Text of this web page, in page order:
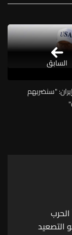
"سنضربهم
السابق
الحرب
التصعيد